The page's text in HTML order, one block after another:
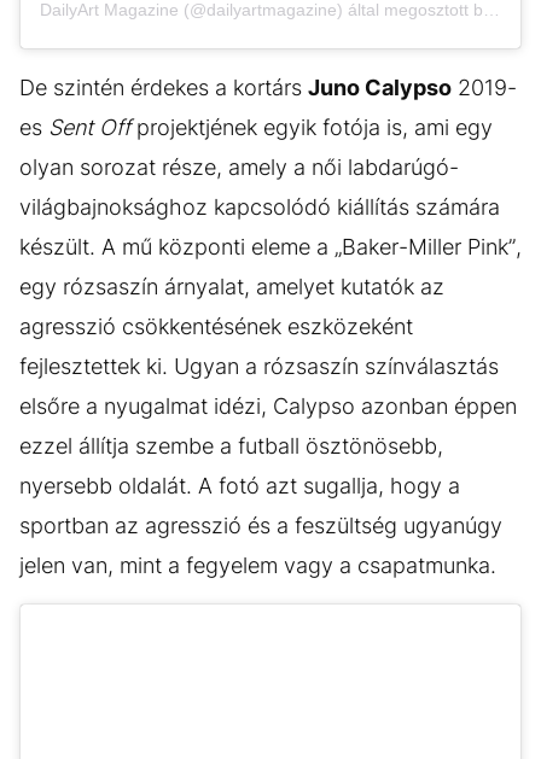
De szintén érdekes a kortárs Juno Calypso 2019-
es Sent Offprojektjének egyik fotója is, ami egy
olyan sorozat része, amely a női labdarúgó-
világbajnoksághoz kapcsolódó kiállítás számára
készült. A mű központi eleme a „Baker-Miller Pink”,
egy rózsaszín árnyalat, amelyet kutatók az
agresszió csökkentésének eszközeként
fejlesztettek ki. Ugyan a rózsaszín színválasztás
elsőre a nyugalmat idézi, Calypso azonban éppen
ezzel állítja szembe a futball ösztönösebb,
nyersebb oldalát. A fotó azt sugallja, hogy a
sportban az agresszió és a feszültség ugyanúgy
jelen van, mint a fegyelem vagy a csapatmunka.